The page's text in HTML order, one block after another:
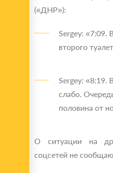
(«ДНР»):
Sergey: «7:09.
второго
Sergey: «8:19.
слабо.
половина от
О ситуации на
соцсетей не